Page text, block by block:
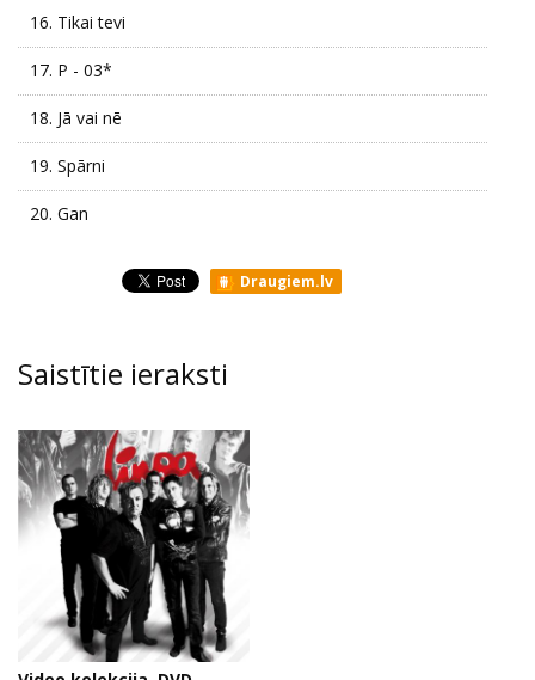
16. Tikai tevi
17. P - 03*
18. Jā vai nē
19. Spārni
20. Gan
Draugiem.lv
Saistītie ieraksti